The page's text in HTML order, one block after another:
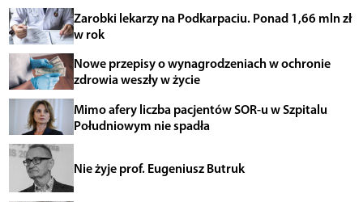
Zarobki lekarzy na Podkarpaciu. Ponad 1,66 mln zł
w rok
Nowe przepisy o wynagrodzeniach w ochronie
zdrowia weszły w życie
Mimo afery liczba pacjentów SOR-u w Szpitalu
Południowym nie spadła
Nie żyje prof. Eugeniusz Butruk